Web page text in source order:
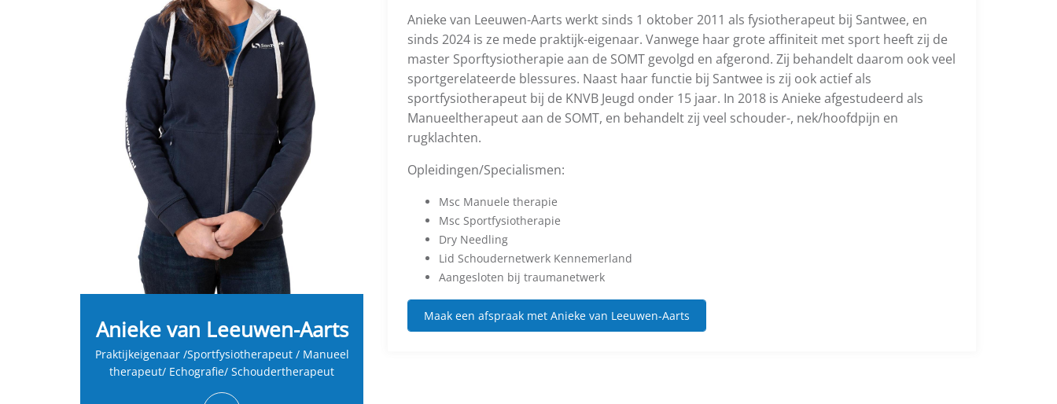
Anieke van Leeuwen-Aarts
Praktijkeigenaar /Sportfysiotherapeut / Manueel
therapeut/ Echografie/ Schoudertherapeut
Anieke van Leeuwen-Aarts werkt sinds 1 oktober 2011 als fysiotherapeut bij Santwee, en
sinds 2024 is ze mede praktijk-eigenaar. Vanwege haar grote affiniteit met sport heeft zij de
master Sporftysiotherapie aan de SOMT gevolgd en afgerond. Zij behandelt daarom ook veel
sportgerelateerde blessures. Naast haar functie bij Santwee is zij ook actief als
sportfysiotherapeut bij de KNVB Jeugd onder 15 jaar. In 2018 is Anieke afgestudeerd als
Manueeltherapeut aan de SOMT, en behandelt zij veel schouder-, nek/hoofdpijn en
rugklachten.
Opleidingen/Specialismen:
Msc Manuele therapie
Msc Sportfysiotherapie
Dry Needling
Lid Schoudernetwerk Kennemerland
Aangesloten bij traumanetwerk
Maak een afspraak met Anieke van Leeuwen-Aarts